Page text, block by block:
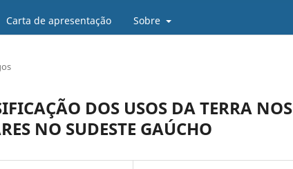
Carta de apresentação Sobre
DOS USOS DA TERRA NOS
NO SUDESTE GAÚCHO